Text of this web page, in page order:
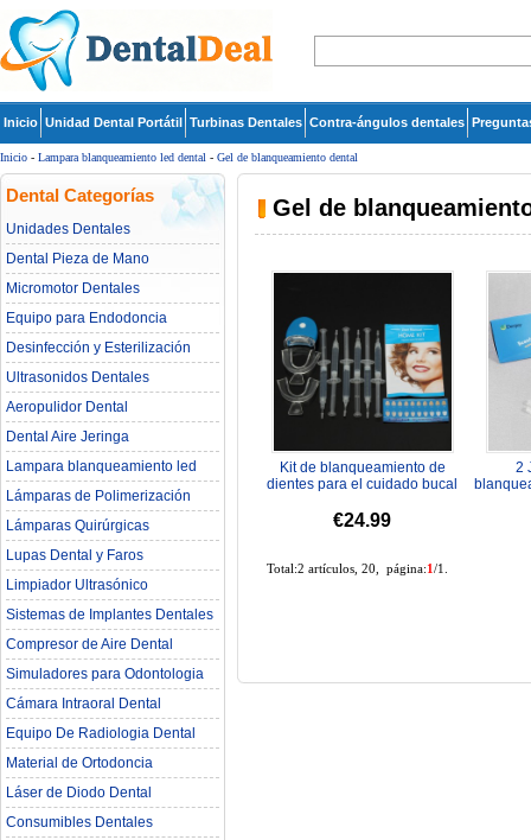
Inicio Unidad Dental Portátil Turbinas Dentales Contra-ángulos dentales
Inicio - Lampara blanqueamiento led dental - Gel de blanqueamiento dental
Dental Categorías
Unidades Dentales
Dental Pieza de Mano
Micromotor Dentales
Equipo para Endodoncia
Desinfección y Esterilización
Ultrasonidos Dentales
Aeropulidor Dental
Dental Aire Jeringa
Lampara blanqueamiento led
dental
Lámparas de Polimerización
Lámparas Quirúrgicas
Lupas Dental y Faros
Limpiador Ultrasónico
Sistemas de Implantes Dentales
Compresor de Aire Dental
Simuladores para Odontologia
Cámara Intraoral Dental
Equipo De Radiologia Dental‎
Material de Ortodoncia
Láser de Diodo Dental
Consumibles Dentales
Gel de
Kit de blanqueamiento de
dientes para el cuidado bucal
€24.99
2
Total:2 artículos, 20, página:1/1.